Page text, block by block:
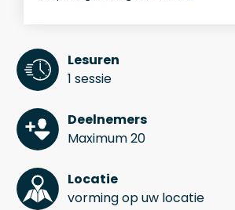
Lesuren
1 sessie
Deelnemers
Maximum 20
Locatie
vorming op uw locatie